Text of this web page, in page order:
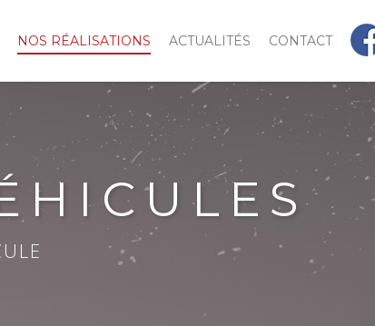
NOS RÉALISATIONS ACTUALITÉS CONTACT